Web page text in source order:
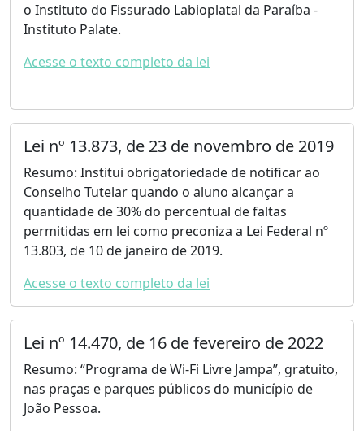
o Instituto do Fissurado Labioplatal da Paraíba -
Instituto Palate.
Acesse o texto completo da lei
Lei nº 13.873, de 23 de novembro de 2019
Resumo: Institui obrigatoriedade de notificar ao
Conselho Tutelar quando o aluno alcançar a
quantidade de 30% do percentual de faltas
permitidas em lei como preconiza a Lei Federal nº
13.803, de 10 de janeiro de 2019.
Acesse o texto completo da lei
Lei nº 14.470, de 16 de fevereiro de 2022
Resumo: “Programa de Wi-Fi Livre Jampa”, gratuito,
nas praças e parques públicos do município de
João Pessoa.